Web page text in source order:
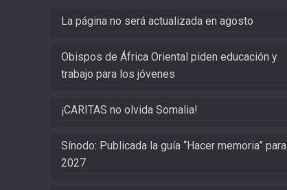
La página no será actualizada en agosto
Obispos de África Oriental piden educación y
trabajo para los jóvenes
¡CARITAS no olvida Somalia!
Sínodo: Publicada la guía “Hacer memoria” para
2027